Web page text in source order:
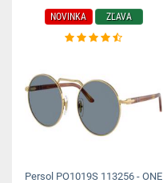
NOVINKA ZĽAVA
Persol PO1019S 113256 - ONE